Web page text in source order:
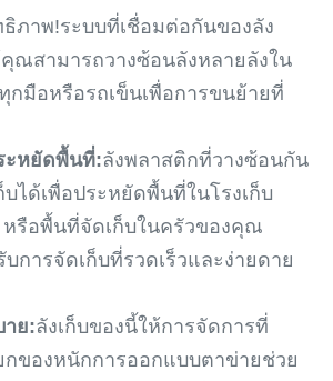
ภาพ!ระบบที่เชื่อมต่อกันของลัง
ณสามารถวางซ้อนลังหลายลังใน
กมือหรือรถเข็นเพื่อการขนย้ายที่
ะหยัดพื้นที่:ลังพลาสติกที่วางซ้อนกัน
ได้เพื่อประหยัดพื้นที่ในโรงเก็บ
หรือพื้นที่จัดเก็บในครัวของคุณ
การจัดเก็บที่รวดเร็วและง่ายดาย
ย:ลังเก็บของนี้ให้การจัดการที่
กของหนักการออกแบบตาข่ายช่วย